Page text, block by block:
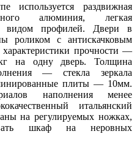
используется раздвижная
алюминия, легкая
видом профилей. Двери в
роликом с антискачковым
прочности —
на одну дверь. Толщина
— стекла зеркала
плиты — 10мм.
наполнения менее
итальянский
на регулируемых ножках,
шкаф на неровных